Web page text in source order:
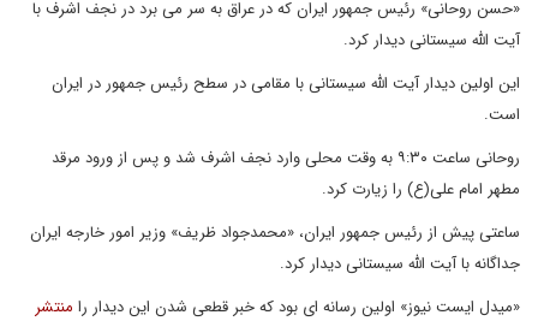
«حسن روحانی» رئیس جمهور ایران که در عراق به سر می برد در نجف اشرف با
آیت الله سیستانی دیدار کرد.
این اولین دیدار آیت الله سیستانی با مقامی در سطح رئیس جمهور در ایران
است.
روحانی ساعت ۹:۳۰ به وقت محلی وارد نجف اشرف شد و پس از ورود مرقد
مطهر امام علی(ع) را زیارت کرد.
ساعتی پیش از رئیس جمهور ایران، «محمدجواد ظریف» وزیر امور خارجه ایران
جداگانه با آیت الله سیستانی دیدار کرد.
«میدل ایست نیوز» اولین رسانه ای بود که خبر قطعی شدن این دیدار را منتشر